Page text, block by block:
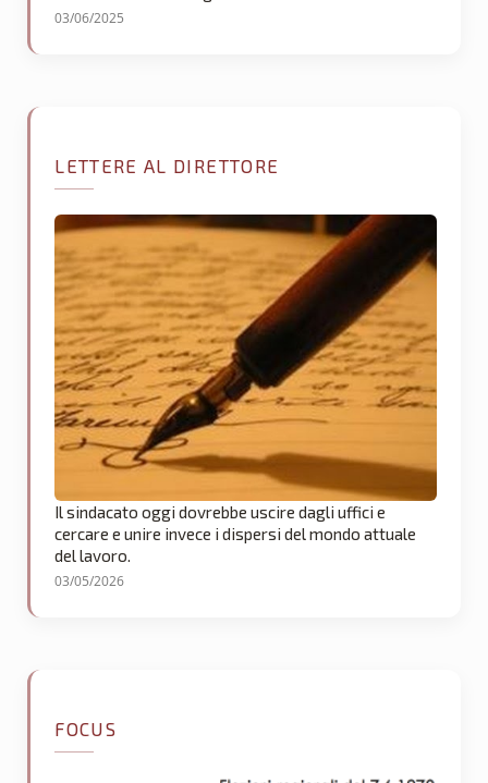
03/06/2025
LETTERE AL DIRETTORE
Il sindacato oggi dovrebbe uscire dagli uffici e
cercare e unire invece i dispersi del mondo attuale
del lavoro.
03/05/2026
FOCUS